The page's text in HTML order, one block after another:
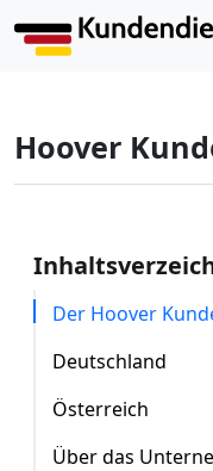
Hoover
Der Hoover
Deutschland
Österreich
Über das